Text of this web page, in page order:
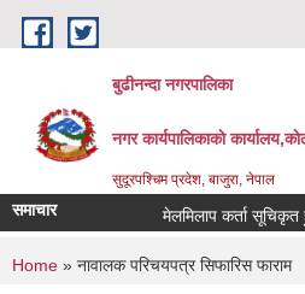
Skip to main content
बुढीनन्दा नगरपालिका
नगर कार्यपालिकाकाे
सुदूरपश्चिम प्रदेश, बाजुरा, नेपाल
समाचार मेलमिलाप कर्ता सूचिकृत हुने
You are here
Home » नावालक परिचयपत्र सिफारिस फाराम